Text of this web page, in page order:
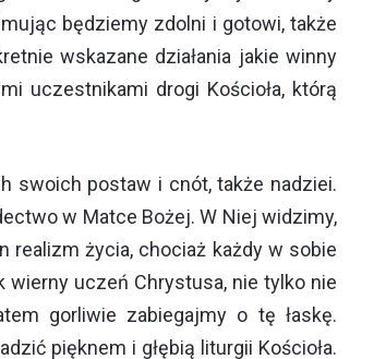
będziemy zdolni i gotowi, także
wskazane działania jakie winny
uczestnikami drogi Kościoła, którą
swoich postaw i cnót, także nadziei.
w Matce Bożej. W Niej widzimy,
realizm życia, chociaż każdy w sobie
wierny uczeń Chrystusa, nie tylko nie
gorliwie zabiegajmy o tę łaskę.
pięknem i głębią liturgii Kościoła.